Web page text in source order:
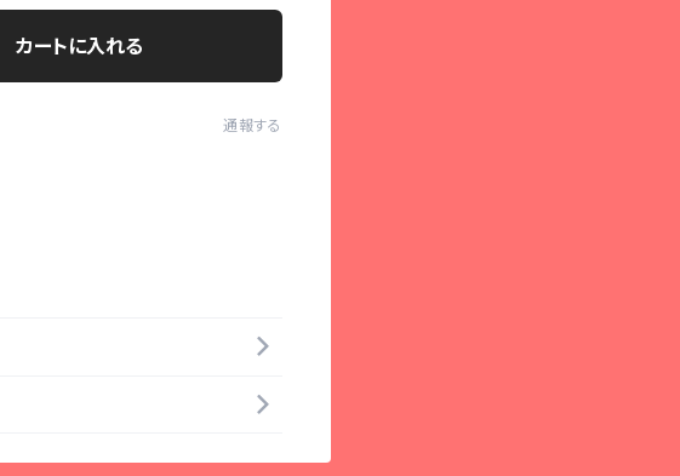
カートに入れる
通報する